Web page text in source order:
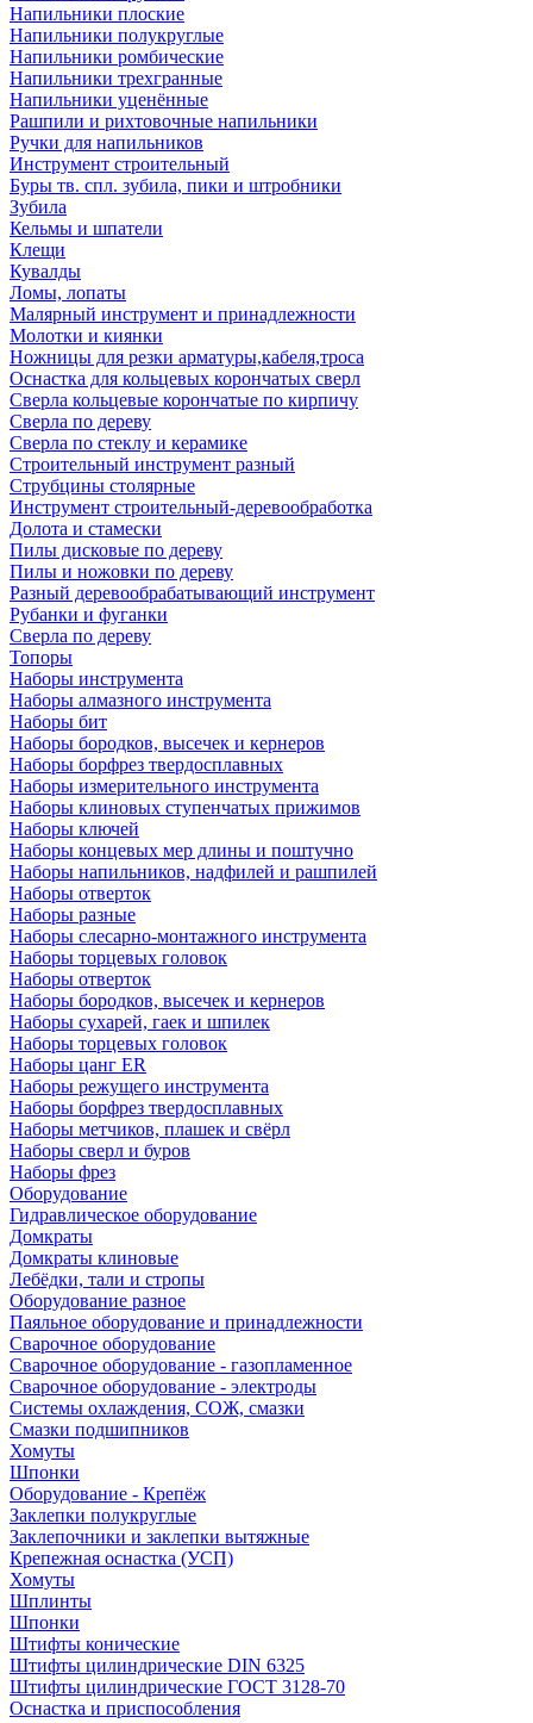
Напильники плоские
Напильники полукруглые
Напильники ромбические
Напильники трехгранные
Напильники уценённые
Рашпили и рихтовочные напильники
Ручки для напильников
Инструмент строительный
Буры тв. спл. зубила, пики и штробники
Зубила
Кельмы и шпатели
Клещи
Кувалды
Ломы, лопаты
Малярный инструмент и принадлежности
Молотки и киянки
Ножницы для резки арматуры,кабеля,троса
Оснастка для кольцевых корончатых сверл
Сверла кольцевые корончатые по кирпичу
Сверла по дереву
Сверла по стеклу и керамике
Строительный инструмент разный
Струбцины столярные
Инструмент строительный-деревообработка
Долота и стамески
Пилы дисковые по дереву
Пилы и ножовки по дереву
Разный деревообрабатывающий инструмент
Рубанки и фуганки
Сверла по дереву
Топоры
Наборы инструмента
Наборы алмазного инструмента
Наборы бит
Наборы бородков, высечек и кернеров
Наборы борфрез твердосплавных
Наборы измерительного инструмента
Наборы клиновых ступенчатых прижимов
Наборы ключей
Наборы концевых мер длины и поштучно
Наборы напильников, надфилей и рашпилей
Наборы отверток
Наборы разные
Наборы слесарно-монтажного инструмента
Наборы торцевых головок
Наборы отверток
Наборы бородков, высечек и кернеров
Наборы сухарей, гаек и шпилек
Наборы торцевых головок
Наборы цанг ER
Наборы режущего инструмента
Наборы борфрез твердосплавных
Наборы метчиков, плашек и свёрл
Наборы сверл и буров
Наборы фрез
Оборудование
Гидравлическое оборудование
Домкраты
Домкраты клиновые
Лебёдки, тали и стропы
Оборудование разное
Паяльное оборудование и принадлежности
Сварочное оборудование
Сварочное оборудование - газопламенное
Сварочное оборудование - электроды
Системы охлаждения, СОЖ, смазки
Смазки подшипников
Хомуты
Шпонки
Оборудование - Крепёж
Заклепки полукруглые
Заклепочники и заклепки вытяжные
Крепежная оснастка (УСП)
Хомуты
Шплинты
Шпонки
Штифты конические
Штифты цилиндрические DIN 6325
Штифты цилиндрические ГОСТ 3128-70
Оснастка и приспособления